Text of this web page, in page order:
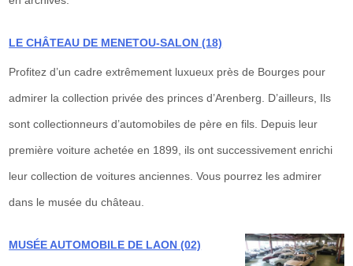
LE CHÂTEAU DE MENETOU-SALON (18)
Profitez d’un cadre extrêmement luxueux près de Bourges pour
admirer la collection privée des princes d’Arenberg. D’ailleurs, Ils
sont collectionneurs d’automobiles de père en fils. Depuis leur
première voiture achetée en 1899, ils ont successivement enrichi
leur collection de voitures anciennes. Vous pourrez les admirer
dans le musée du château.
MUSÉE AUTOMOBILE DE LAON (02)